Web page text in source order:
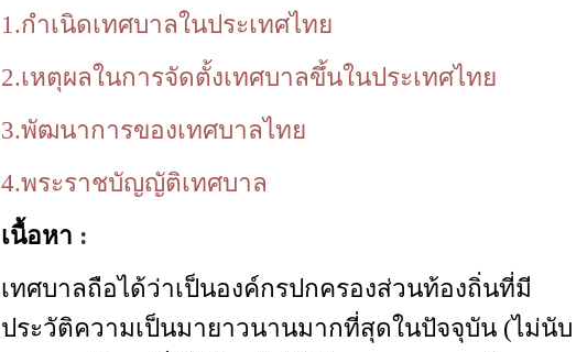
1.กำเนิดเทศบาลในประเทศไทย
2.เหตุผลในการจัดตั้งเทศบาลขึ้นในประเทศไทย
3.พัฒนาการของเทศบาลไทย
4.พระราชบัญญัติเทศบาล
เนื้อหา :
เทศบาลถือได้ว่าเป็นองค์กรปกครองส่วนท้องถิ่นที่มี
ประวัติความเป็นมายาวนานมากที่สุดในปัจจุบัน (ไม่นับ